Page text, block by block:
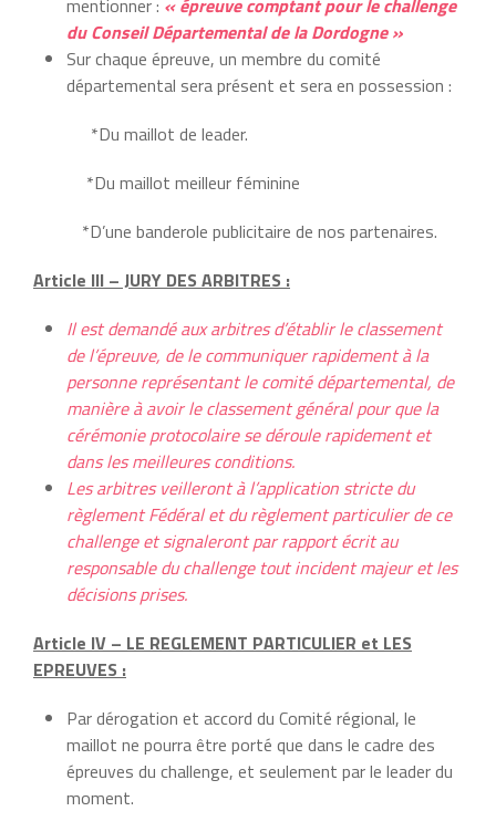
mentionner : « épreuve comptant pour le challenge
du Conseil Départemental de la Dordogne »
Sur chaque épreuve, un membre du comité
départemental sera présent et sera en possession :
*Du maillot de leader.
*Du maillot meilleur féminine
*D’une banderole publicitaire de nos partenaires.
Article III – JURY DES ARBITRES :
Il est demandé aux arbitres d’établir le classement
de l’épreuve, de le communiquer rapidement à la
personne représentant le comité départemental, de
manière à avoir le classement général pour que la
cérémonie protocolaire se déroule rapidement et
dans les meilleures conditions.
Les arbitres veilleront à l’application stricte du
règlement Fédéral et du règlement particulier de ce
challenge et signaleront par rapport écrit au
responsable du challenge tout incident majeur et les
décisions prises.
Article IV – LE REGLEMENT PARTICULIER et LES
EPREUVES :
Par dérogation et accord du Comité régional, le
maillot ne pourra être porté que dans le cadre des
épreuves du challenge, et seulement par le leader du
moment.